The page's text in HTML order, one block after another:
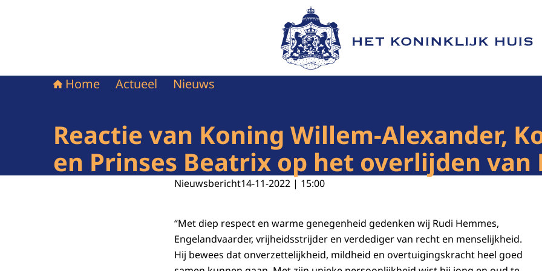
Naar de homepage van Het Koninklijk Huis
Home Actueel Nieuws
Reactie van Koning Willem-Alexander,
en Prinses Beatrix op het overlijden van
Nieuwsbericht14-11-2022 | 15:00
“Met diep respect en warme genegenheid gedenken wij Rudi Hemmes,
Engelandvaarder, vrijheidsstrijder en verdediger van recht en menselijkheid.
Hij bewees dat onverzettelijkheid, mildheid en overtuigingskracht heel goed